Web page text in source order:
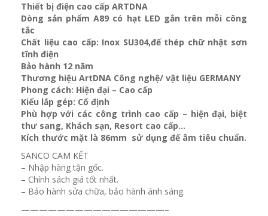
Thiết bị điện cao cấp ARTDNA
Dòng sản phẩm A89 có hạt LED gắn trên mỗi công
tắc
Chất liệu cao cấp: Inox SU304,đế thép chữ nhật sơn
tĩnh điện
Bảo hành 12 năm
Thương hiệu ArtDNA Công nghệ/ vật liệu GERMANY
Phong cách: Hiện đại – Cao cấp
Kiểu lắp gép: Cố định
Phù hợp với các công trình cao cấp – hiện đại, biệt
thư sang, Khách sạn, Resort cao cấp…
Kích thước mặt là 86mm sử dụng đế âm tiêu chuẩn.
SANCO CAM KẾT
– Nhập hàng tận gốc.
– Chính sách giá tốt nhất.
– Bảo hành sửa chữa, bảo hành ánh sáng.
————————————————–